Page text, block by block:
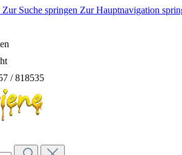
Zur Suche springen Zur Hauptnavigation
/ 818535